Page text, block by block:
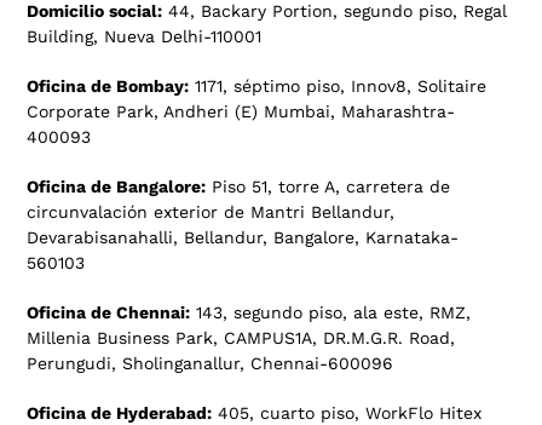
Domicilio social: 44, Backary Portion, segundo piso, Regal
Building, Nueva Delhi-110001
Oficina de Bombay: 1171, séptimo piso, Innov8, Solitaire
Corporate Park, Andheri (E) Mumbai, Maharashtra-
400093
Oficina de Bangalore: Piso 51, torre A, carretera de
circunvalación exterior de Mantri Bellandur,
Devarabisanahalli, Bellandur, Bangalore, Karnataka-
560103
Oficina de Chennai: 143, segundo piso, ala este, RMZ,
Millenia Business Park, CAMPUS1A, DR.M.G.R. Road,
Perungudi, Sholinganallur, Chennai-600096
Oficina de Hyderabad: 405, cuarto piso, WorkFlo Hitex